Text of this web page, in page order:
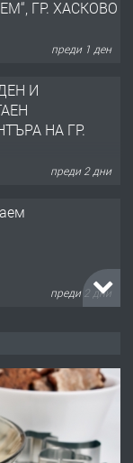
преди 1 ден
НА ГР.
преди 2 дни
под наем в кв.
преди 2 дни
СГРАДА КВ.